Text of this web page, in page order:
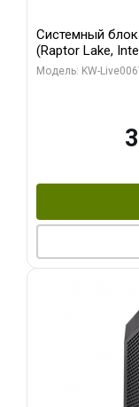
Системный блок
(Raptor Lake,
RTX5080
Модель: KW-